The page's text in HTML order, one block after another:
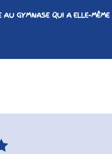
AU GYMNASE QUI A ELLE-